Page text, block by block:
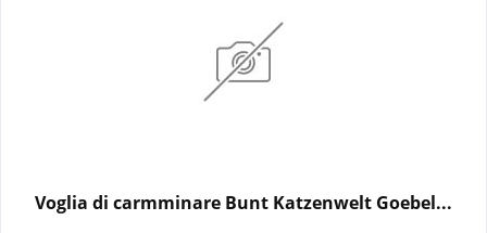
Voglia di carmminare Bunt Katzenwelt Goebel...